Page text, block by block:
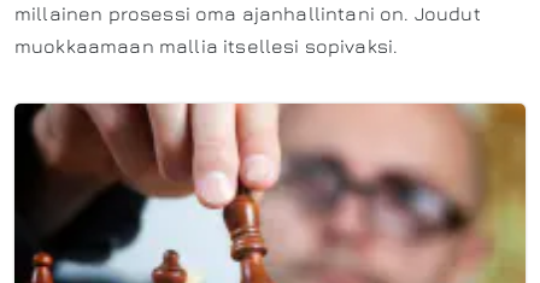
millainen prosessi oma ajanhallintani on. Joudut
muokkaamaan mallia itsellesi sopivaksi.